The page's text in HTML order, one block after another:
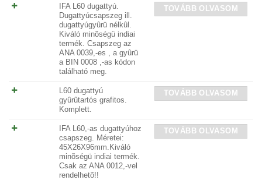
IFA L60 dugattyú.
Dugattyúcsapszeg ill.
dugattyúgyûrü nélkûl.
Kiváló minõségü indiai
termék. Csapszeg az
ANA 0039,-es , a gyûrü
a BIN 0008 ,-as kódon
található meg.
TOVÁBB OLVASOM
L60 dugattyú
gyûrûtartós grafitos.
Komplett.
TOVÁBB OLVASOM
IFA L60,-as dugattyúhoz
csapszeg. Méretei:
45X26X96mm.Kiváló
minõségü indiai termék.
Csak az ANA 0012,-vel
rendelhetõ!!
TOVÁBB OLVASOM